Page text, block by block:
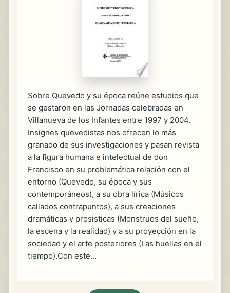
Sobre Quevedo y su época reúne estudios que
se gestaron en las Jornadas celebradas en
Villanueva de los Infantes entre 1997 y 2004.
Insignes quevedistas nos ofrecen lo más
granado de sus investigaciones y pasan revista
a la figura humana e intelectual de don
Francisco en su problemática relación con el
entorno (Quevedo, su época y sus
contemporáneos), a su obra lírica (Músicos
callados contrapuntos), a sus creaciones
dramáticas y prosisticas (Monstruos del sueño,
la escena y la realidad) y a su proyección en la
sociedad y el arte posteriores (Las huellas en el
tiempo).Con este...